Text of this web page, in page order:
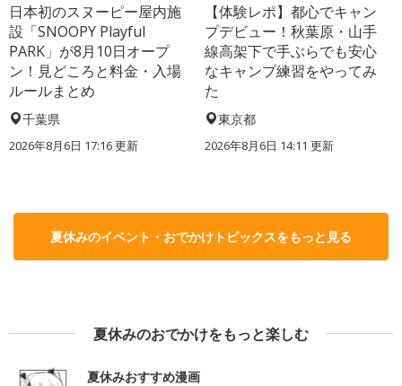
日本初のスヌーピー屋内施
設「SNOOPY Playful
PARK」が8月10日オープ
ン！見どころと料金・入場
ルールまとめ
千葉県
2026年8月6日 17:16更新
【体験レポ】都心でキャン
プデビュー！秋葉原・山手
線高架下で手ぶらでも安心
なキャンプ練習をやってみ
た
東京都
2026年8月6日 14:11 更新
夏休みのイベント・おでかけトピックスをもっと見る
夏休みのおでかけをもっと楽しむ
夏休みおすすめ漫画